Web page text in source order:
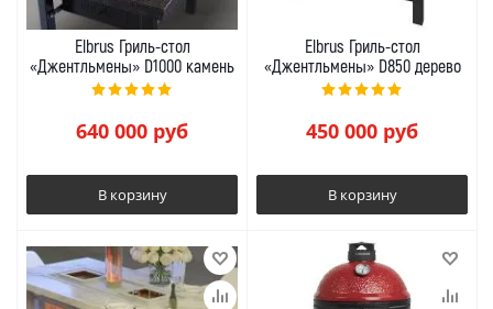
Elbrus Гриль-стол
«Джентльмены» D1000 камень
640 000 руб
В корзину
Elbrus Гриль-стол
«Джентльмены» D850 дерево
450 000 руб
В корзину